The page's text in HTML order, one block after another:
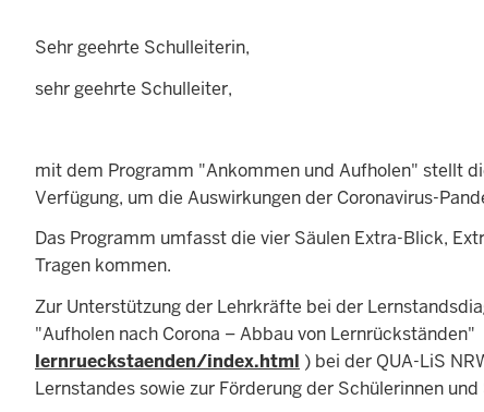
Sehr geehrte Schulleiterin,
sehr geehrte Schulleiter,
mit dem Programm "Ankommen und Aufholen" stellt
Verfügung, um die Auswirkungen der Coronavirus-
Das Programm umfasst die vier Säulen Extra-Blick,
Tragen kommen.
Zur Unterstützung der Lehrkräfte bei der
"Aufholen nach Corona – Abbau von Lernrückständen"
lernrueckstaenden/index.html ) bei der QUA-LiS
Lernstandes sowie zur Förderung der Schülerinnen